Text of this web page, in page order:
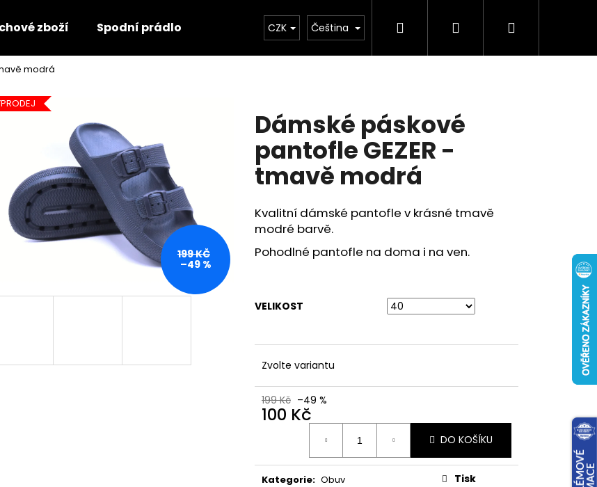
zboží Spodní prádlo Obuv Kolekce léto 2026 Chovatelské
CZK Čeština Hledat PřihlášeníNákupní
modrá
Dámské páskové
pantofle GEZER -
tmavě modrá
Kvalitní dámské pantofle v krásné tmavě
modré barvě.
Pohodlné pantofle na doma i na ven.
VELIKOST
Zvolte variantu
199 Kč –49 %
100 Kč
DO KOŠÍKU
Kategorie: Obuv
Tisk
199 KČ
–49 %
potřebujete najít?
Doporučujeme